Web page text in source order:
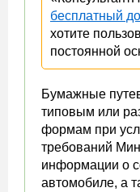
бесплатный
хотите
постоянной
Бумажные
типовым или
формам при
требований
информации о
автомобиле, а